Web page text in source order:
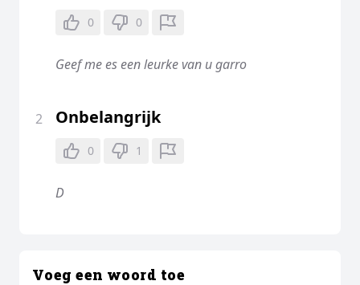
0 0
Geef me es een leurke van u garro
2 Onbelangrijk
0 1
D
Voeg een woord toe